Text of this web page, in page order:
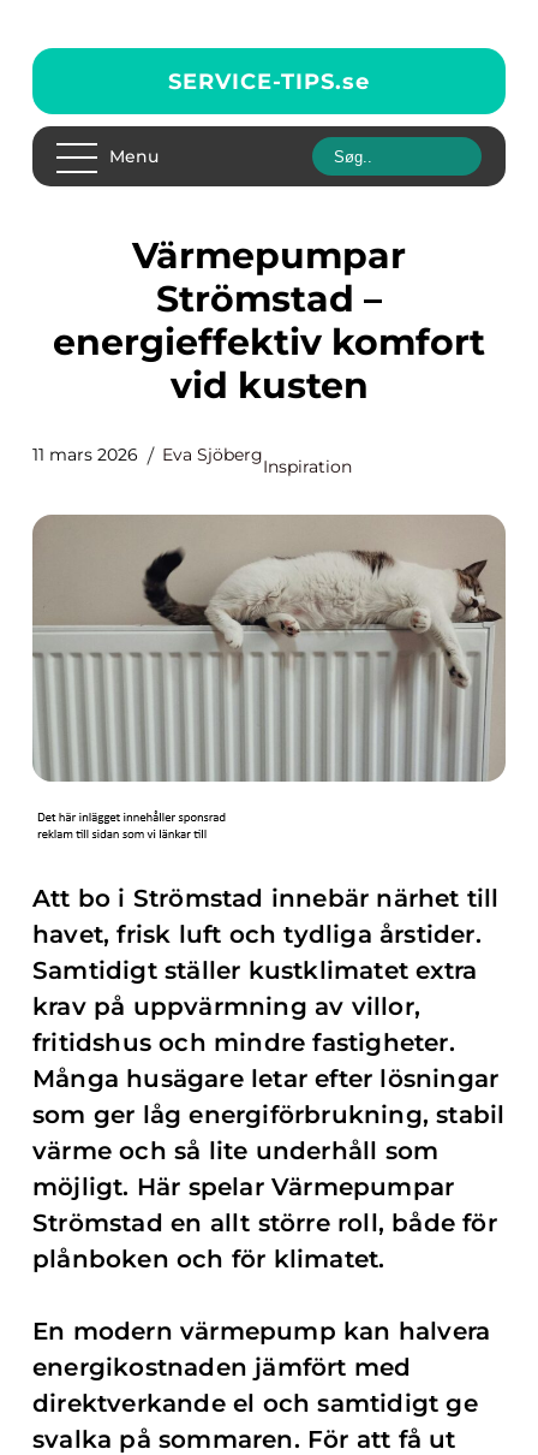
SERVICE-TIPS.se
Menu
Värmepumpar
Strömstad –
energieffektiv komfort
vid kusten
11 mars 2026 Eva Sjöberg
Inspiration
Att bo i Strömstad innebär närhet till
havet, frisk luft och tydliga årstider.
Samtidigt ställer kustklimatet extra
krav på uppvärmning av villor,
fritidshus och mindre fastigheter.
Många husägare letar efter lösningar
som ger låg energiförbrukning, stabil
värme och så lite underhåll som
möjligt. Här spelar Värmepumpar
Strömstad en allt större roll, både för
plånboken och för klimatet.
En modern värmepump kan halvera
energikostnaden jämfört med
direktverkande el och samtidigt ge
svalka på sommaren. För att få ut